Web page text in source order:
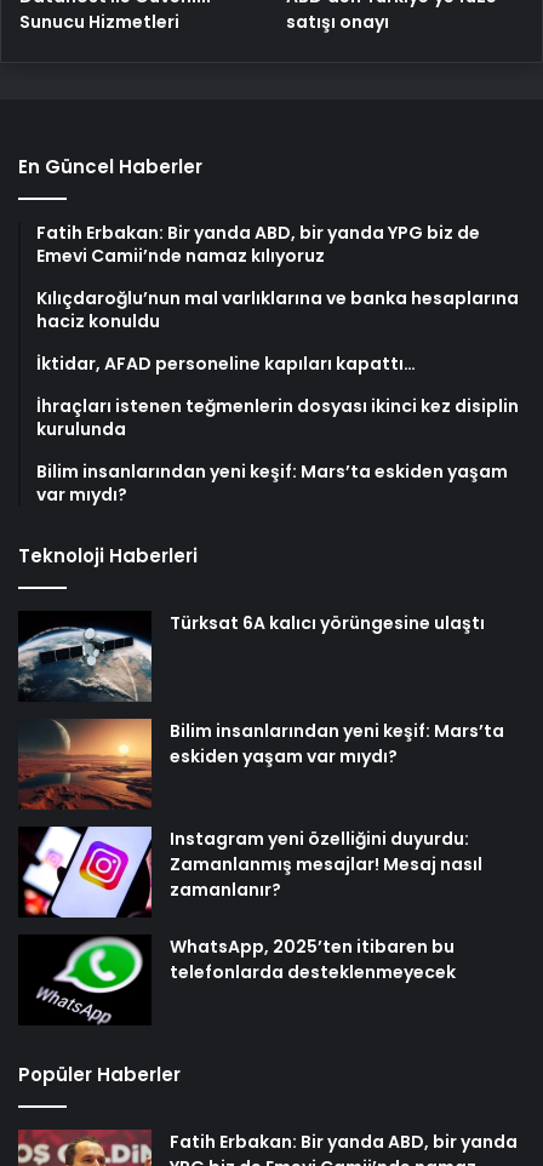
Sunucu Hizmetleri
satışı onayı
En Güncel Haberler
Fatih Erbakan: Bir yanda ABD, bir yanda YPG biz de
Emevi Camii’nde namaz kılıyoruz
Kılıçdaroğlu’nun mal varlıklarına ve banka hesaplarına
haciz konuldu
İktidar, AFAD personeline kapıları kapattı…
İhraçları istenen teğmenlerin dosyası ikinci kez disiplin
kurulunda
Bilim insanlarından yeni keşif: Mars’ta eskiden yaşam
var mıydı?
Teknoloji Haberleri
Türksat 6A kalıcı yörüngesine ulaştı
Bilim insanlarından yeni keşif: Mars’ta
eskiden yaşam var mıydı?
Instagram yeni özelliğini duyurdu:
Zamanlanmış mesajlar! Mesaj nasıl
zamanlanır?
WhatsApp, 2025’ten itibaren bu
telefonlarda desteklenmeyecek
Popüler Haberler
Fatih Erbakan: Bir yanda ABD, bir yanda